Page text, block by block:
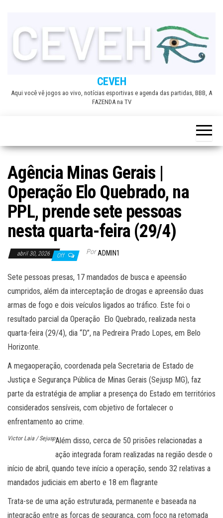
CEVEH
Aqui você vê jogos ao vivo, notícias esportivas e agenda das partidas, BBB, A
FAZENDA na TV
Agência Minas Gerais |
Operação Elo Quebrado, na
PPL, prende sete pessoas
nesta quarta-feira (29/4)
abril 30, 2026 Off Por ADMIN1
Sete pessoas presas, 17 mandados de busca e apeensão
cumpridos, além da interceptação de drogas e apreensão duas
armas de fogo e dois veículos ligados ao tráfico. Este foi o
resultado parcial da Operação Elo Quebrado, realizada nesta
quarta-feira (29/4), dia “D”, na Pedreira Prado Lopes, em Belo
Horizonte.
A megaoperação, coordenada pela Secretaria de Estado de
Justiça e Segurança Pública de Minas Gerais (Sejusp MG), faz
parte da estratégia de ampliar a presença do Estado em territórios
considerados sensíveis, com objetivo de fortalecer o
enfrentamento ao crime.
Victor Laia / SejuspAlém disso, cerca de 50 prisões relacionadas a
ação integrada foram realizadas na região desde o
início de abril, quando teve início a operação, sendo 32 relativas a
mandados judiciais em aberto e 18 em flagrante
Trata-se de uma ação estruturada, permanente e baseada na
integração entre as forças de segurança, com foco na retomada